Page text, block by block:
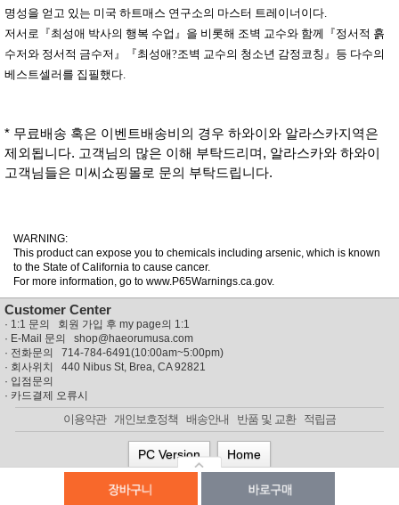
명성을 얻고 있는 미국 하트매스 연구소의 마스터 트레이너이다.
저서로 『최성애 박사의 행복 수업 』 을 비롯해 조벽 교수와 함께 『정서적 흙
수저와 정서적 금수저 』『최성애?조벽 교수의 청소년 감정코칭 』 등 다수의
베스트셀러를 집필했다.
* 무료배송 혹은 이벤트배송비의 경우 하와이와 알라스카지역은
제외됩니다. 고객님의 많은 이해 부탁드리며, 알라스카와 하와이
고객님들은 미씨쇼핑몰로 문의 부탁드립니다.
WARNING:
This product can expose you to chemicals including arsenic, which is known
to the State of California to cause cancer.
For more information, go to www.P65Warnings.ca.gov.
Customer Center
· 1:1 문의 회원 가입 후 my page의 1:1
· E-Mail 문의 shop@haeorumusa.com
· 전화문의 714-784-6491(10:00am~5:00pm)
· 회사위치 440 Nibus St, Brea, CA 92821
· 입점문의
· 카드결제 오류시
이용약관 개인보호정책 배송안내 반품 및 교환 적립금
PC Version Home